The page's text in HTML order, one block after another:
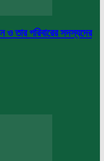
ও তার পরিবারের সদস্যদের